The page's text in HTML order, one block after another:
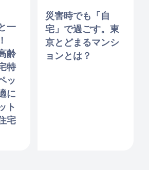
一
齢
特
ッ
に
ト
宅
災害時でも「自
宅」で過ごす。東
京とどまるマンシ
ョンとは？